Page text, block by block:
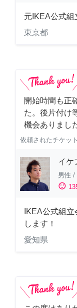
元IKEA公式組
東京都
開始時間も正
た。後片付け
機会ありまし
依頼されたチケット
イケ
男性 /
sentiment_satisfied
IKEA公式組
します！
愛知県